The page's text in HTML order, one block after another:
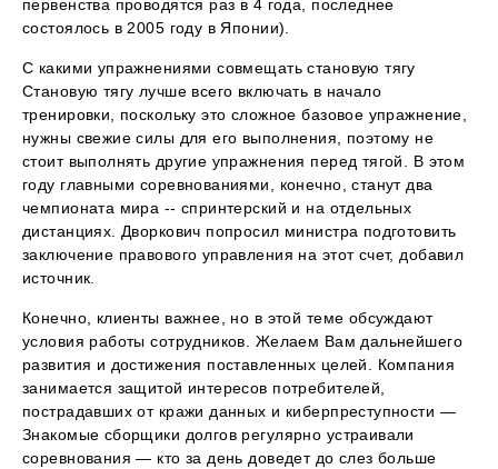
первенства проводятся раз в 4 года, последнее
состоялось в 2005 году в Японии).
С какими упражнениями совмещать становую тягу
Становую тягу лучше всего включать в начало
тренировки, поскольку это сложное базовое упражнение,
нужны свежие силы для его выполнения, поэтому не
стоит выполнять другие упражнения перед тягой. В этом
году главными соревнованиями, конечно, станут два
чемпионата мира -- спринтерский и на отдельных
дистанциях. Дворкович попросил министра подготовить
заключение правового управления на этот счет, добавил
источник.
Конечно, клиенты важнее, но в этой теме обсуждают
условия работы сотрудников. Желаем Вам дальнейшего
развития и достижения поставленных целей. Компания
занимается защитой интересов потребителей,
пострадавших от кражи данных и киберпреступности —
Знакомые сборщики долгов регулярно устраивали
соревнования — кто за день доведет до слез больше